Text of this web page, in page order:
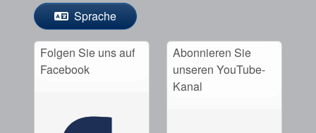
Sprache
Folgen Sie uns auf
Facebook
Abonnieren Sie
unseren YouTube-
Kanal